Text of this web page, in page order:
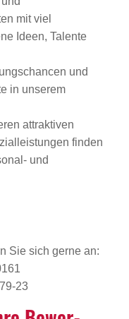
mit viel
Ideen, Talente
und
in unserem
attraktiven
finden
und
Sie sich gerne an:
23